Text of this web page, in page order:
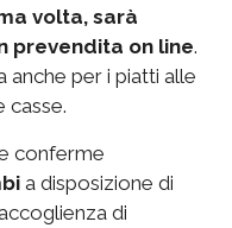
volta, sarà
prevendita on line.
anche per i piatti alle
casse.
conferme
a disposizione di
di